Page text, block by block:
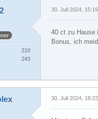
210
243
30. Juli 2024, 15:19
40 ct zu Hause
Bonus, ich
30. Juli 2024, 18:22